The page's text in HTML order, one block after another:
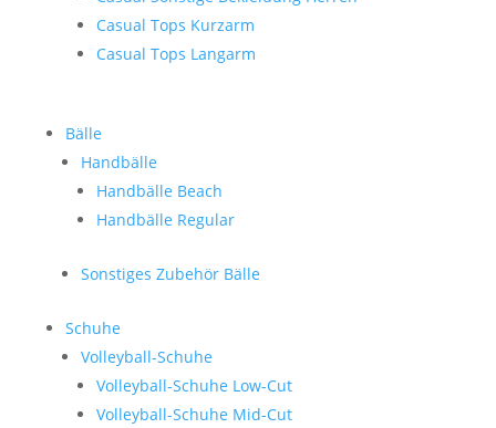
Casual Tops Kurzarm
Casual Tops Langarm
Bälle
Handbälle
Handbälle Beach
Handbälle Regular
Sonstiges Zubehör Bälle
Schuhe
Volleyball-Schuhe
Volleyball-Schuhe Low-Cut
Volleyball-Schuhe Mid-Cut